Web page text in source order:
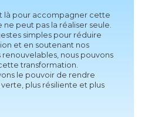
là pour accompagner cette
ne peut pas la réaliser seule.
simples pour réduire
et en soutenant nos
renouvelables, nous pouvons
transformation.
le pouvoir de rendre
plus résiliente et plus